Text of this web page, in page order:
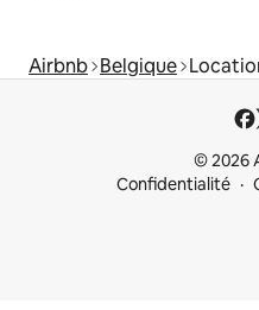
Airbnb Belgique
© 2026
Confidentialité